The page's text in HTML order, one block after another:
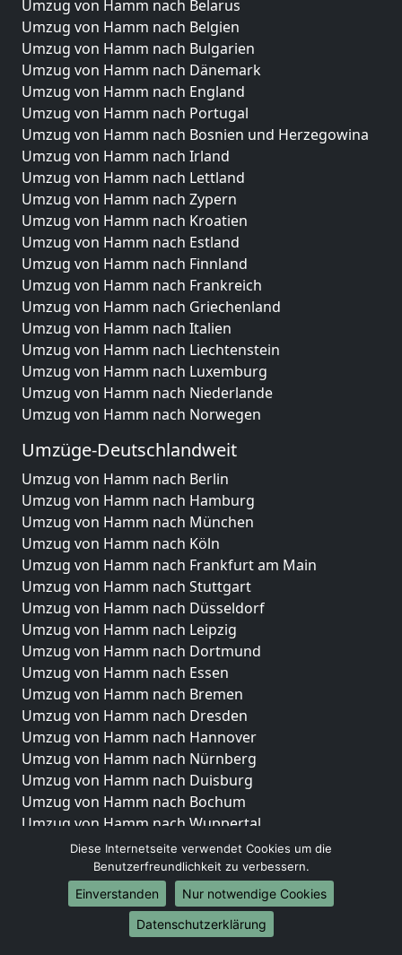
Umzug von Hamm nach Belarus
Umzug von Hamm nach Belgien
Umzug von Hamm nach Bulgarien
Umzug von Hamm nach Dänemark
Umzug von Hamm nach England
Umzug von Hamm nach Portugal
Umzug von Hamm nach Bosnien und Herzegowina
Umzug von Hamm nach Irland
Umzug von Hamm nach Lettland
Umzug von Hamm nach Zypern
Umzug von Hamm nach Kroatien
Umzug von Hamm nach Estland
Umzug von Hamm nach Finnland
Umzug von Hamm nach Frankreich
Umzug von Hamm nach Griechenland
Umzug von Hamm nach Italien
Umzug von Hamm nach Liechtenstein
Umzug von Hamm nach Luxemburg
Umzug von Hamm nach Niederlande
Umzug von Hamm nach Norwegen
Umzüge-Deutschlandweit
Umzug von Hamm nach Berlin
Umzug von Hamm nach Hamburg
Umzug von Hamm nach München
Umzug von Hamm nach Köln
Umzug von Hamm nach Frankfurt am Main
Umzug von Hamm nach Stuttgart
Umzug von Hamm nach Düsseldorf
Umzug von Hamm nach Leipzig
Umzug von Hamm nach Dortmund
Umzug von Hamm nach Essen
Umzug von Hamm nach Bremen
Umzug von Hamm nach Dresden
Umzug von Hamm nach Hannover
Umzug von Hamm nach Nürnberg
Umzug von Hamm nach Duisburg
Umzug von Hamm nach Bochum
Umzug von Hamm nach Wuppertal
Umzug von Hamm nach Bielefeld
Umzug von Hamm nach Bonn
Umzug von Hamm nach Münster
Internationale-Umzüge
Diese Internetseite verwendet Cookies um die
Benutzerfreundlichkeit zu verbessern.
Einverstanden
Nur notwendige Cookies
Datenschutzerklärung